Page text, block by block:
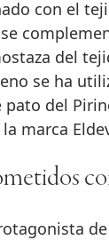
con el
del
se ha
del
marca